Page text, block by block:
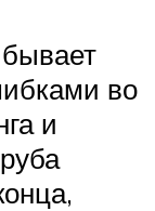
во
и